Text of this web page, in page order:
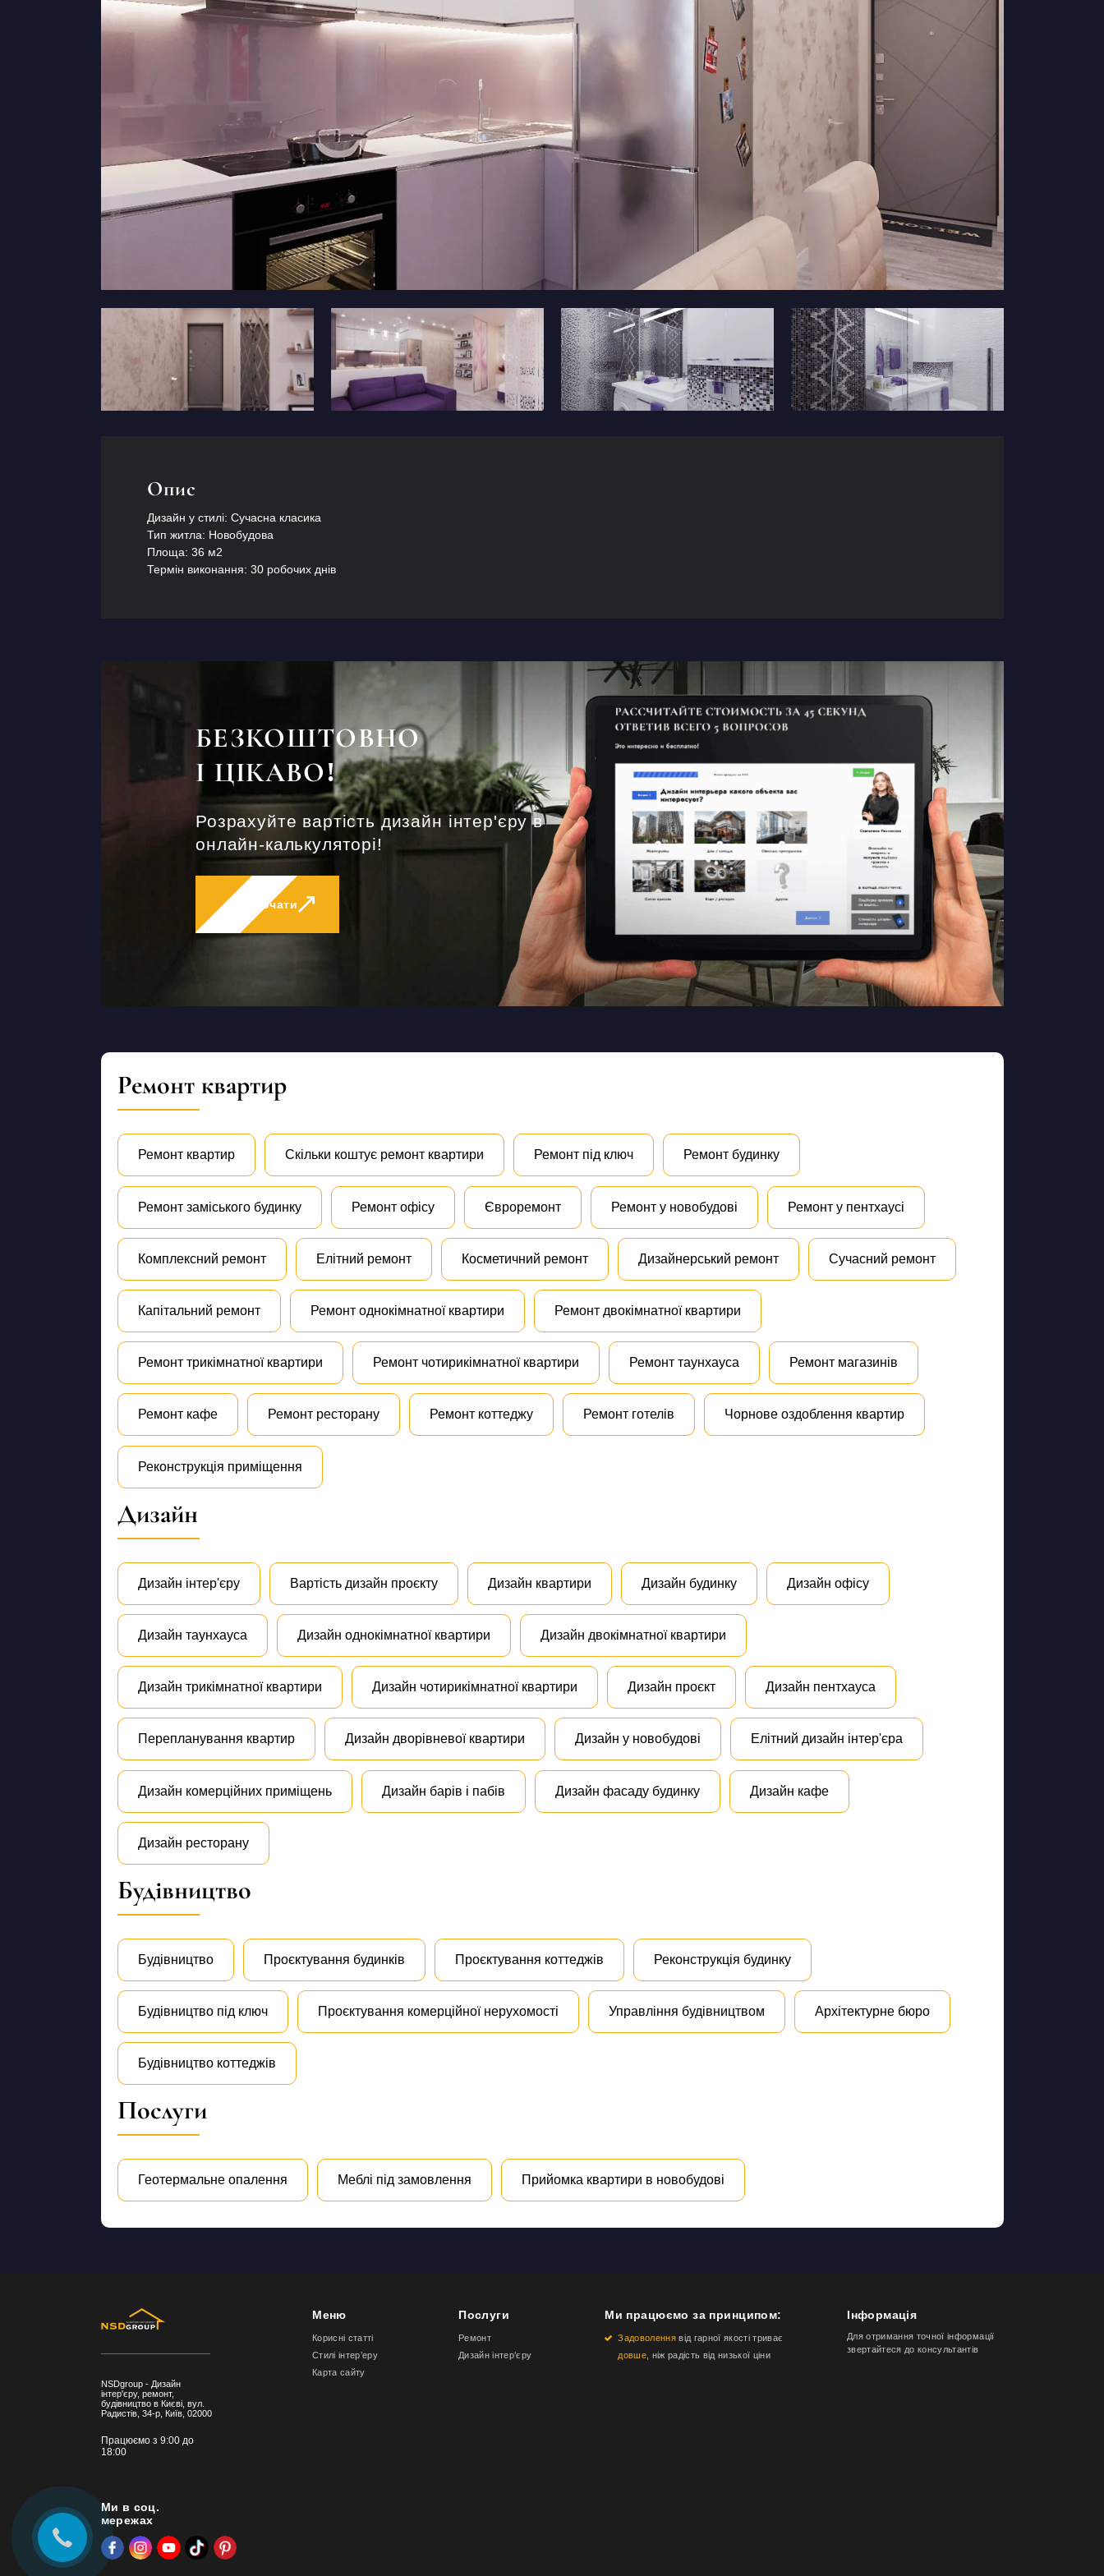
Дизайн коридору
Опис
Дизайн у стилі: Сучасна класика
Тип житла: Новобудова
Площа: 36 м2
Термін виконання: 30 робочих днів
БЕЗКОШТОВНО
І ЦІКАВО!
Розрахуйте вартість дизайн інтер'єру в
онлайн-калькуляторі!
Розпочати
Ремонт квартир
Ремонт квартир Скільки коштує ремонт квартири Ремонт під ключ Ремонт будинку
Ремонт заміського будинку Ремонт офісу Євроремонт Ремонт у новобудові Ремонт у пентхаусі
Комплексний ремонт Елітний ремонт Косметичний ремонт Дизайнерський ремонт Сучасний ремонт
Капітальний ремонт Ремонт однокімнатної квартири Ремонт двокімнатної квартири
Ремонт трикімнатної квартири Ремонт чотирикімнатної квартири Ремонт таунхауса Ремонт магазинів
Ремонт кафе Ремонт ресторану Ремонт коттеджу Ремонт готелів Чорнове оздоблення квартир
Реконструкція приміщення
Дизайн
Дизайн інтер'єру Вартість дизайн проєкту Дизайн квартири Дизайн будинку Дизайн офісу
Дизайн таунхауса Дизайн однокімнатної квартири Дизайн двокімнатної квартири
Дизайн трикімнатної квартири Дизайн чотирикімнатної квартири Дизайн проєкт Дизайн пентхауса
Перепланування квартир Дизайн дворівневої квартири Дизайн у новобудові Елітний дизайн інтер'єра
Дизайн комерційних приміщень Дизайн барів і пабів Дизайн фасаду будинку Дизайн кафе
Дизайн ресторану
Будівництво
Будівництво Проєктування будинків Проєктування коттеджів Реконструкція будинку
Будівництво під ключ Проєктування комерційної нерухомості Управління будівництвом Архітектурне бюро
Будівництво коттеджів
Послуги
Геотермальне опалення Меблі під замовлення Прийомка квартири в новобудові
NSDgroup - Дизайн
інтер'єру, ремонт,
будівництво в Києві, вул.
Радистів, 34-р, Київ, 02000
Працюємо з 9:00 до
18:00
Ми в соц.
мережах
Меню
Корисні статті
Стилі інтер’еру
Карта сайту
Послуги
Ремонт
Дизайн інтер’єру
Ми працюємо за принципом:
Задоволеннявід гарної якості триває
довше, ніж радість від низької ціни
Інформація
Для отримання точної інформації
звертайтеся до консультантів